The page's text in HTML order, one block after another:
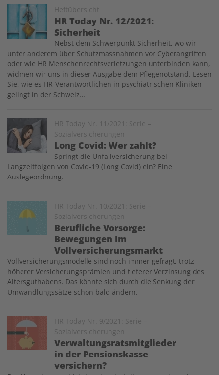
Heftübersicht
HR Today Nr. 12/2021:
Sicherheit
Image
Nebst dem Schwerpunkt Sicherheit, wo wir
unter anderem über Schutzmassnahmen vor Cyberangriffen
oder wie HR Menschenrechtsverletzungen unterbinden kann,
widmen wir uns in dieser Ausgabe dem Pflegenotstand. Lesen
Sie, wie es HR-Verantwortlichen in psychiatrischen Kliniken
gelingt in der Schweiz…
HR Today Nr. 11/2021: Serie –
Sozialversicherungen
Long Covid: Wer zahlt?
Springt die Unfallversicherung bei
Langzeitfolgen von Covid-19 (Long Covid) ein? Eine
Auslegeordnung.
HR Today Nr. 10/2021: Serie –
Sozialversicherungen
Berufliche Vorsorge:
Bewegungen im
Vollversicherungsmarkt
Vollversicherungsmodelle sind noch immer gefragt, trotz
höherer Versicherungsprämien und tieferer Verzinsung des
Altersguthabens. Das könnte sich durch die Senkung der
Umwandlungssätze schon bald ändern.
HR Today Nr. 9/2021: Serie –
Sozialversicherungen
Verwaltungsratsmitglieder
in der Pensionskasse
versichern?
Image